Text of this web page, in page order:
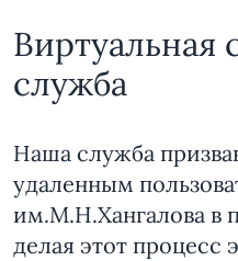
Виртуальная
служба
Наша служба
удаленным
им.М.Н.Хангалова в
делая этот